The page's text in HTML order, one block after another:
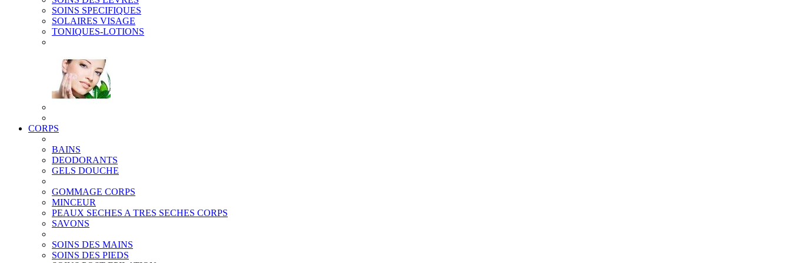
SOINS SPECIFIQUES
SOLAIRES VISAGE
TONIQUES-LOTIONS
CORPS
BAINS
DEODORANTS
GELS DOUCHE
GOMMAGE CORPS
MINCEUR
PEAUX SECHES A TRES SECHES CORPS
SAVONS
SOINS DES MAINS
SOINS DES PIEDS